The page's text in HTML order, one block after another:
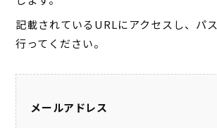
記載されているURLにアクセスし、パ
行ってください。
メールアドレス